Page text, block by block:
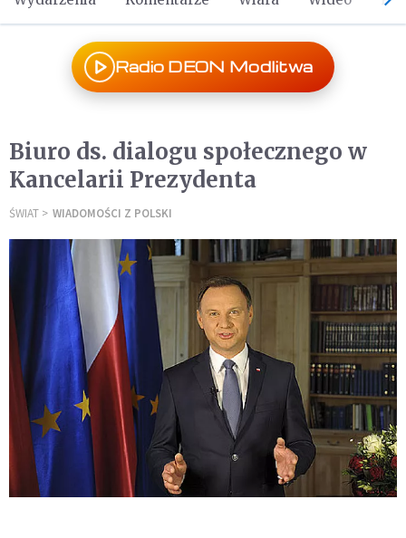
Radio DEON Modlitwa
Biuro ds. dialogu społecznego w
Kancelarii Prezydenta
ŚWIAT WIADOMOŚCI Z POLSKI